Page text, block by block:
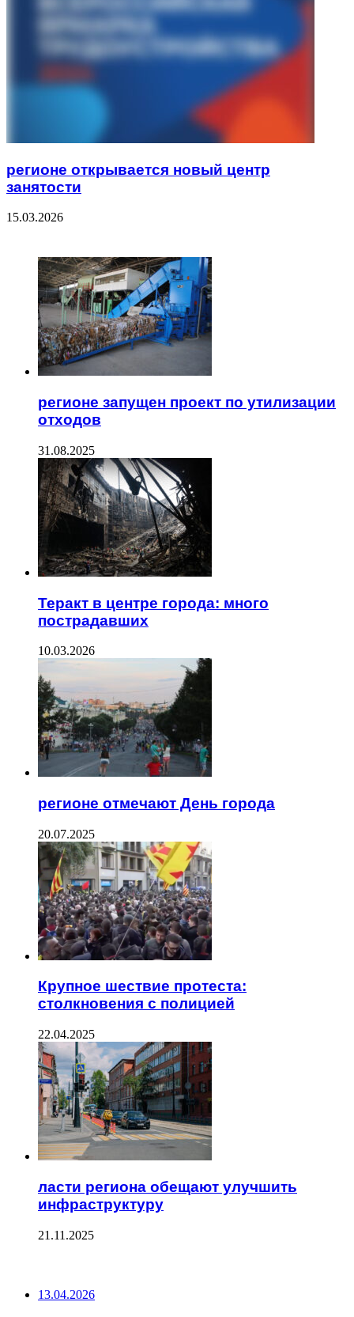
регионе открывается новый центр
занятости
15.03.2026
регионе запущен проект по утилизации
отходов
31.08.2025
Теракт в центре города: много
пострадавших
10.03.2026
регионе отмечают День города
20.07.2025
Крупное шествие протеста:
столкновения с полицией
22.04.2025
ласти региона обещают улучшить
инфраструктуру
21.11.2025
13.04.2026